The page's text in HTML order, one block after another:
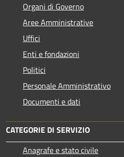
Organi di Governo
Aree Amministrative
Uffici
Enti e fondazioni
Politici
Personale Amministrativo
Documenti e dati
CATEGORIE DI SERVIZIO
Anagrafe e stato civile